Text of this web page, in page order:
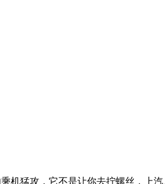
猛攻，它不是让你去拧螺丝，上